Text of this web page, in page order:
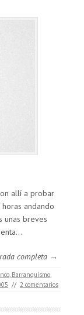
allí a probar
andando
unas breves
completa →
, Barranquismo,
// 2 comentarios